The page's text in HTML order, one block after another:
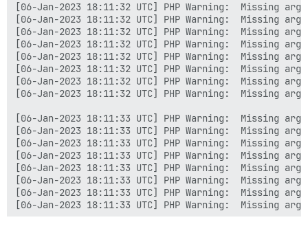
[06-Jan-2023 18:11:32 UTC] PHP Warning:  Missing
[06-Jan-2023 18:11:32 UTC] PHP Warning:  Missing
[06-Jan-2023 18:11:32 UTC] PHP Warning:  Missing
[06-Jan-2023 18:11:32 UTC] PHP Warning:  Missing
[06-Jan-2023 18:11:32 UTC] PHP Warning:  Missing
[06-Jan-2023 18:11:32 UTC] PHP Warning:  Missing
[06-Jan-2023 18:11:32 UTC] PHP Warning:  Missing
[06-Jan-2023 18:11:32 UTC] PHP Warning:  Missing
[06-Jan-2023 18:11:33 UTC] PHP Warning:  Missing
[06-Jan-2023 18:11:33 UTC] PHP Warning:  Missing
[06-Jan-2023 18:11:33 UTC] PHP Warning:  Missing
[06-Jan-2023 18:11:33 UTC] PHP Warning:  Missing
[06-Jan-2023 18:11:33 UTC] PHP Warning:  Missing
[06-Jan-2023 18:11:33 UTC] PHP Warning:  Missing
[06-Jan-2023 18:11:33 UTC] PHP Warning:  Missing